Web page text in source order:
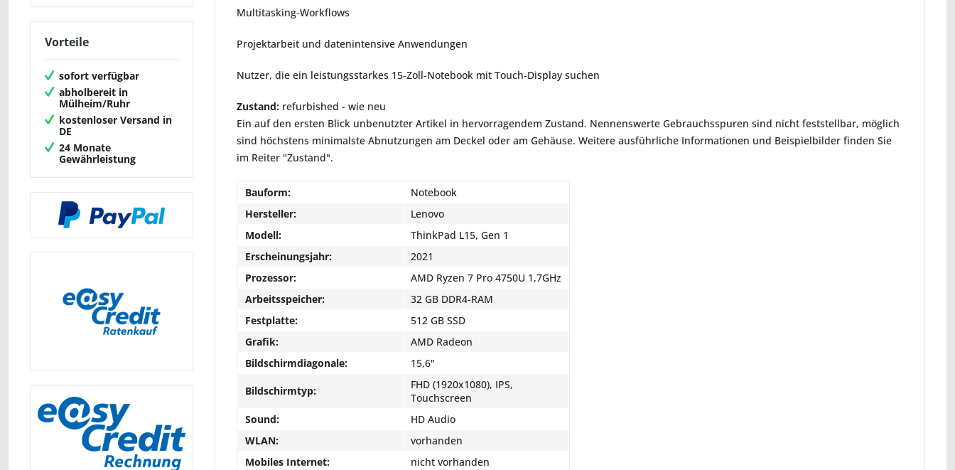
Vorteile
sofort verfügbar
abholbereit in
Mülheim/Ruhr
kostenloser Versand in
DE
24 Monate
Gewährleistung
Multitasking‑Workflows
Projektarbeit und datenintensive Anwendungen
Nutzer, die ein leistungsstarkes 15‑Zoll‑Notebook mit Touch‑Display suchen
Zustand: refurbished - wie neu
Ein auf den ersten Blick unbenutzter Artikel in hervorragendem Zustand. Nennenswerte Gebrauchsspuren sind nicht feststellbar, möglich
sind höchstens minimalste Abnutzungen am Deckel oder am Gehäuse. Weitere ausführliche Informationen und Beispielbilder finden Sie
im Reiter "Zustand".
Bauform:
Notebook
Hersteller:
Lenovo
Modell:
ThinkPad L15, Gen 1
Erscheinungsjahr:
2021
Prozessor:
AMD Ryzen 7 Pro 4750U 1,7GHz
Arbeitsspeicher:
32 GB DDR4-RAM
Festplatte:
512 GB SSD
Grafik:
AMD Radeon
Bildschirmdiagonale:
15,6"
Bildschirmtyp:
FHD (1920x1080), IPS,
Touchscreen
Sound:
HD Audio
WLAN:
vorhanden
Mobiles Internet:
nicht vorhanden